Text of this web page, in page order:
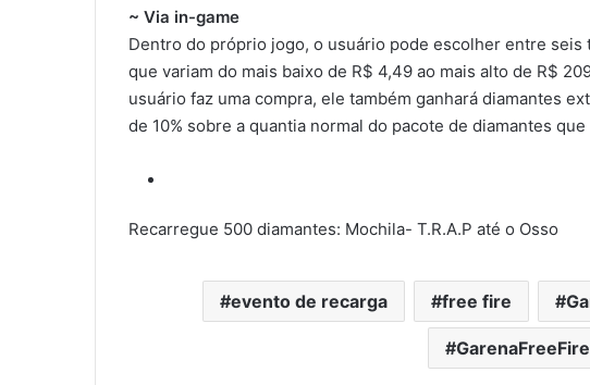
~ Via in-game
Dentro do próprio jogo, o usuário pode escolher entre
que variam do mais baixo de R$ 4,49 ao mais alto de R$
usuário faz uma compra, ele também ganhará diamantes
de 10% sobre a quantia normal do pacote de diamantes
Recarregue 500 diamantes: Mochila- T.R.A.P até o Osso
evento de recarga free fire
GarenaFreeFire